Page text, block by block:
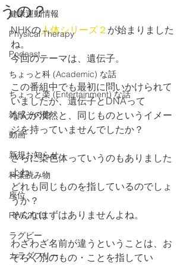
健康運動情報
Physical Therapy
Podcast
ちょっと科 (Academic) な話
ちょっと楽 (Entertainment) な話
雑感その他
動画
新規お知らせ
科楽読み物
座位
RWC2019
ラグビー
カラダフリー
うの？
NHKの人体シリーズ２ が始まりました
ね。
今回のテーマは、遺伝子。
この番組中でも最初に問いかけられて
いましたが、遺伝子とDNAって
なんか漠然と、同じものというイメー
ジを持っていませんでしたか？
さらに染色体っていうのもありました
よね。
どれも同じものを指しているのでしょ
うか？
そんなはずはありませんよね。
わざわざ名前が違うということは、お
そらく別のもの・ことを指してい